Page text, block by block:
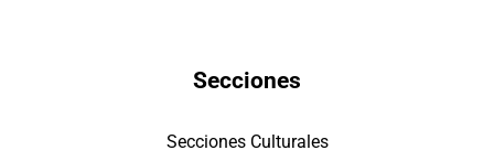
Secciones
Secciones Culturales